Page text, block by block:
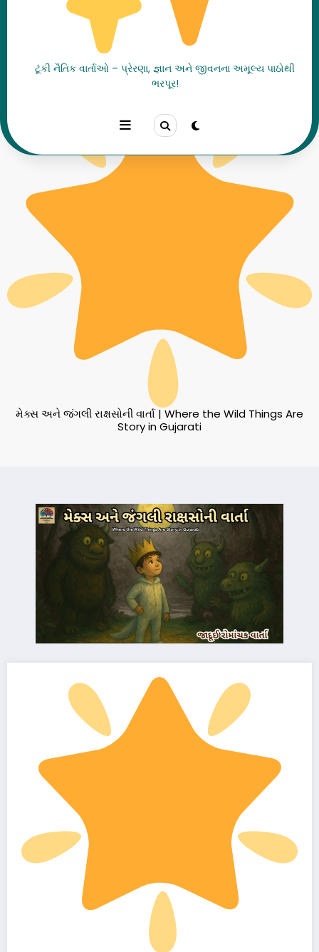
ટૂંકી નૈતિક વાર્તાઓ – પ્રેરણા, જ્ઞાન અને જીવનના અમૂલ્ય પાઠોથી
ભરપૂર!
મેક્સ અને જંગલી રાક્ષસોની વાર્તા | Where
the Wild Things Are Story in
Gujarati
નૈતિક વાર્તાઓ
મેક્સ અને જંગલી રાક્ષસોની વાર્તા | Where the Wild Things Are
Story in Gujarati